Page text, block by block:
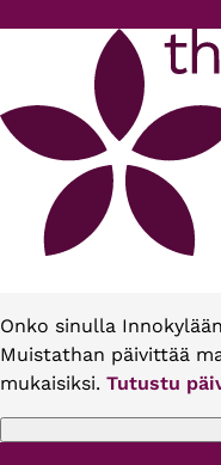
Onko sinulla
Muistathan päivittää
mukaisiksi. Tutustu